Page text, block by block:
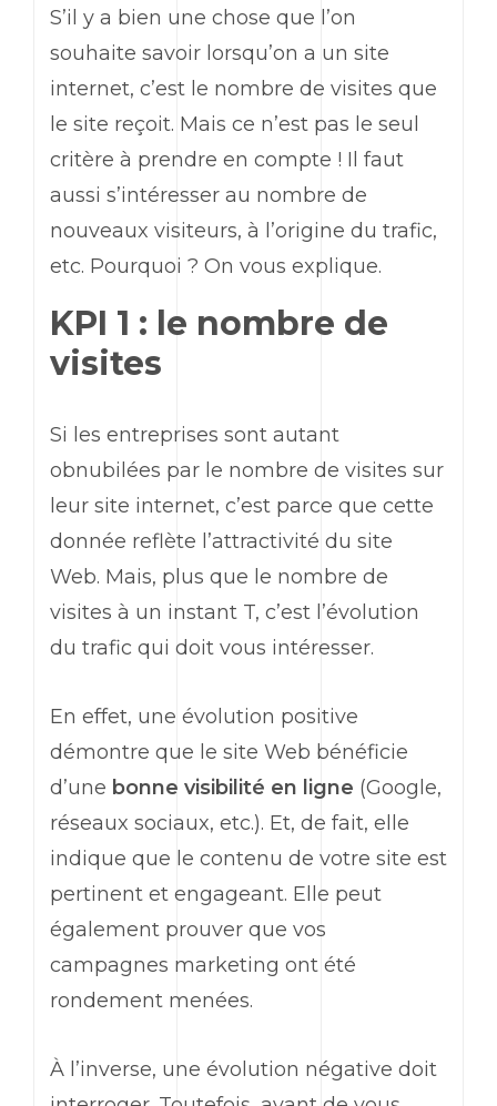
S’il y a bien une chose que l’on
souhaite savoir lorsqu’on a un site
internet, c’est le nombre de visites que
le site reçoit. Mais ce n’est pas le seul
critère à prendre en compte ! Il faut
aussi s’intéresser au nombre de
nouveaux visiteurs, à l’origine du trafic,
etc. Pourquoi ? On vous explique.
KPI 1 : le nombre de
visites
Si les entreprises sont autant
obnubilées par le nombre de visites sur
leur site internet, c’est parce que cette
donnée reflète l’attractivité du site
Web. Mais, plus que le nombre de
visites à un instant T, c’est l’évolution
du trafic qui doit vous intéresser.
En effet, une évolution positive
démontre que le site Web bénéficie
d’une bonne visibilité en ligne (Google,
réseaux sociaux, etc.). Et, de fait, elle
indique que le contenu de votre site est
pertinent et engageant. Elle peut
également prouver que vos
campagnes marketing ont été
rondement menées.
À l’inverse, une évolution négative doit